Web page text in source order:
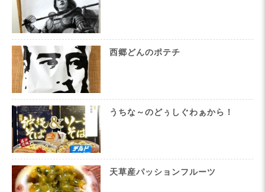
西郷どんのポテチ
うちな～のどぅしぐわぁから！
天草産パッションフルーツ